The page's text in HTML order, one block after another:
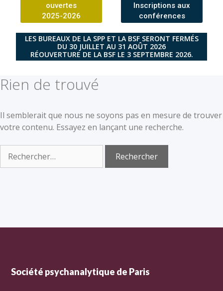
ouvertes
2025-2026
Inscriptions aux
conférences
LES BUREAUX DE LA SPP ET LA BSF SERONT FERMÉS
DU 30 JUILLET AU 31 AOÛT 2026
RÉOUVERTURE DE LA BSF LE 3 SEPTEMBRE 2026.
Rien de trouvé
Il semblerait que nous ne soyons pas en mesure de trouver
votre contenu. Essayez en lançant une recherche.
Société psychanalytique de Paris